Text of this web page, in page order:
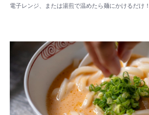
電子レンジ、または湯煎で温めたら麺にかけるだけ！